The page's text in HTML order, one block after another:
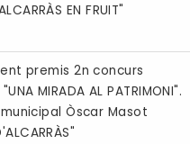
EN FRUIT"
premis 2n concurs
MIRADA AL PATRIMONI".
Òscar Masot